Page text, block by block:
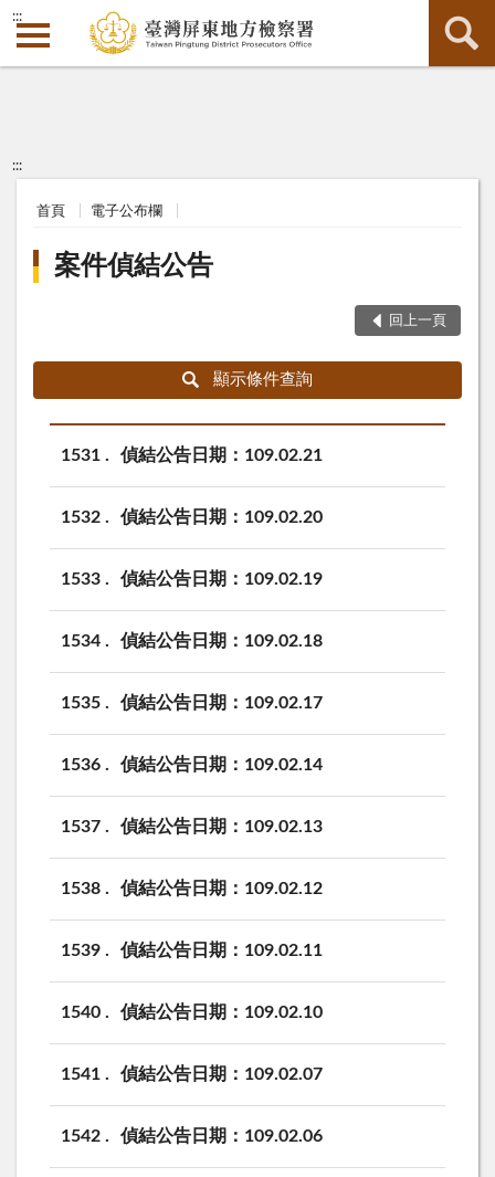
:::
:::
首頁 電子公布欄
案件偵結公告
回上一頁
顯示條件查詢
1531 偵結公告日期：109.02.21
1532 偵結公告日期：109.02.20
1533 偵結公告日期：109.02.19
1534 偵結公告日期：109.02.18
1535 偵結公告日期：109.02.17
1536 偵結公告日期：109.02.14
1537 偵結公告日期：109.02.13
1538 偵結公告日期：109.02.12
1539 偵結公告日期：109.02.11
1540 偵結公告日期：109.02.10
1541 偵結公告日期：109.02.07
1542 偵結公告日期：109.02.06